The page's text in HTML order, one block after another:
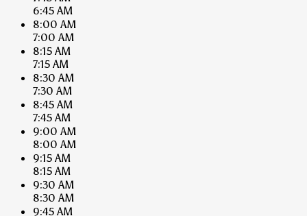
6:45 AM
8:00 AM
7:00 AM
8:15 AM
7:15 AM
8:30 AM
7:30 AM
8:45 AM
7:45 AM
9:00 AM
8:00 AM
9:15 AM
8:15 AM
9:30 AM
8:30 AM
9:45 AM